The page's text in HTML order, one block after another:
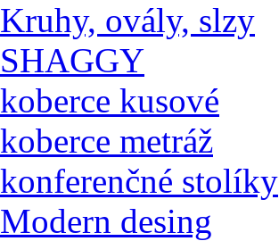
Kruhy, ovály, slzy
SHAGGY
koberce kusové
koberce metráž
konferenčné stolíky
Modern desing